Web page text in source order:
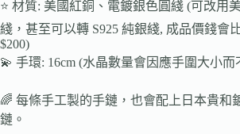
⭐️ 材質: 美國紅銅、電鍍銀色圓綫 (可改用
綫，甚至可以轉 S925 純銀綫, 成品價錢會
$200)
💫 手環: 16cm (水晶數量會因應手圍大小而
🌈 每條手工製的手鏈，也會配上日本貴和
鏈。